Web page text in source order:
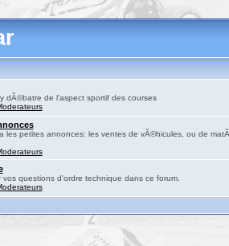
dÃ©batre de l'aspect sportif des courses
les petites annonces: les ventes de vÃ©hicules, ou de
vos questions d'ordre technique dans ce forum.